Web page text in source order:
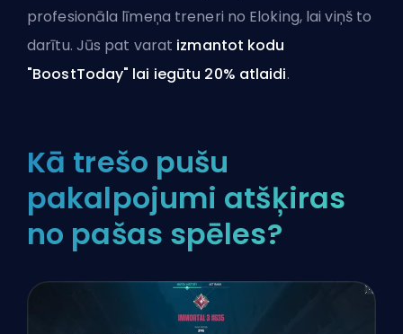
profesionāla līmeņa treneri no Eloking, lai viņš to
darītu. Jūs pat varat izmantot kodu
"BoostToday" lai iegūtu 20% atlaidi.
Kā trešo pušu
pakalpojumi atšķiras
no pašas spēles?